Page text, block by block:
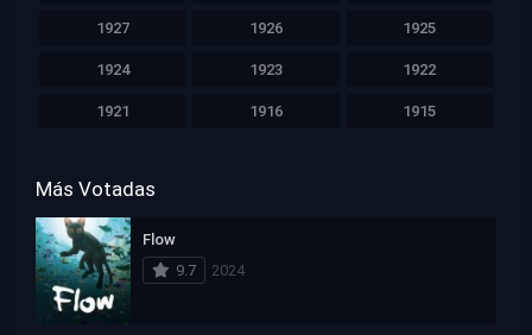
1927 1926 1925
1924 1923 1922
1921 1916 1915
Más Votadas
Flow
9.7
2024